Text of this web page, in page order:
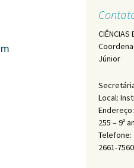
CIÊNCIAS
Júnior
Local:
255 – 9º
Telefone:
2661-7560